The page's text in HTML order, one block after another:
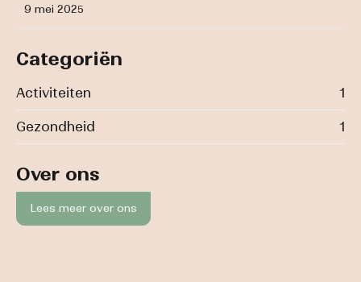
9 mei 2025
Categoriën
Activiteiten 1
Gezondheid 1
Over ons
Lees meer over ons